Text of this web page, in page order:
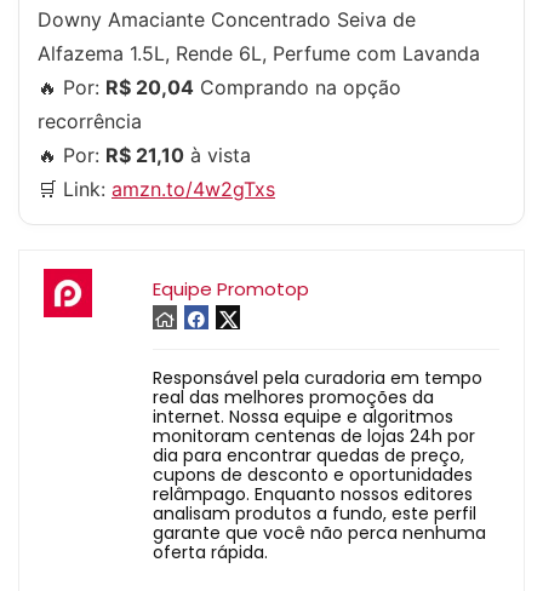
Downy Amaciante Concentrado Seiva de
Alfazema 1.5L, Rende 6L, Perfume com Lavanda
🔥 Por: R$ 20,04 Comprando na opção
recorrência
🔥 Por: R$ 21,10 à vista
🛒 Link: amzn.to/4w2gTxs
Equipe Promotop
Responsável pela curadoria em tempo
real das melhores promoções da
internet. Nossa equipe e algoritmos
monitoram centenas de lojas 24h por
dia para encontrar quedas de preço,
cupons de desconto e oportunidades
relâmpago. Enquanto nossos editores
analisam produtos a fundo, este perfil
garante que você não perca nenhuma
oferta rápida.